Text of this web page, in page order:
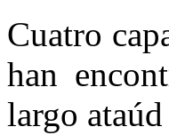
Cuatro
han
largo